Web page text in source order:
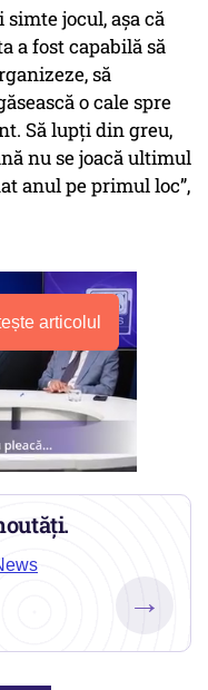
simte jocul, așa că
a fost capabilă să
să
o cale spre
Să lupți din greu,
nu se joacă ultimul
anul pe primul loc”,
articolul
→